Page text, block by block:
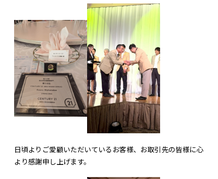
0120-172-776
受付時間:10:30〜18:30
定休日:毎週火曜日、水曜日
簡単査定 お問い合わせ
日頃よりご愛顧いただいているお客様、お取引先の皆様に心
より感謝申し上げます。